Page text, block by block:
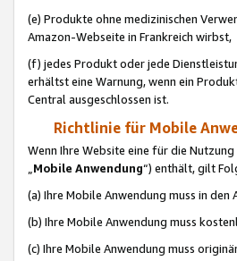
(e) Produkte ohne medizinischen
Amazon-Webseite in Frankreich wirbst,
(f) jedes Produkt oder jede
erhältst eine Warnung, wenn ein
Central ausgeschlossen ist.
Richtlinie für Mobile
Wenn Ihre Website eine für die
„Mobile Anwendung“) enthält, gilt
(a) Ihre Mobile Anwendung muss in
(b) Ihre Mobile Anwendung muss
(c) Ihre Mobile Anwendung muss